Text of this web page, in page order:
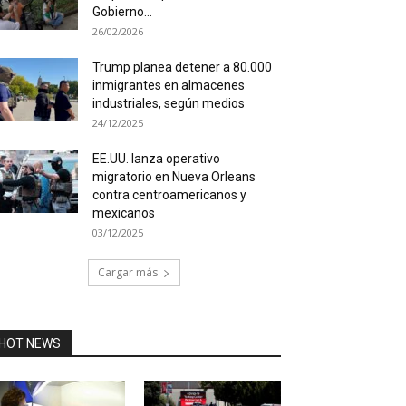
Gobierno...
26/02/2026
Trump planea detener a 80.000
inmigrantes en almacenes
industriales, según medios
24/12/2025
EE.UU. lanza operativo
migratorio en Nueva Orleans
contra centroamericanos y
mexicanos
03/12/2025
Cargar más
NEWS